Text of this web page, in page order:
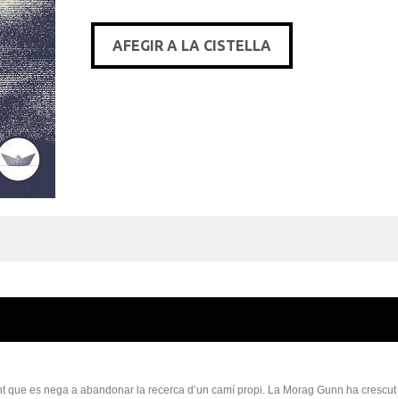
AFEGIR A LA CISTELLA
es nega a abandonar la recerca d’un camí propi. La Morag Gunn ha